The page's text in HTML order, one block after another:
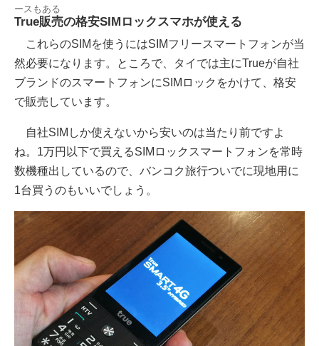
ースもある
True販売の格安SIMロックスマホが使える
これらのSIMを使うにはSIMフリースマートフォンが当
然必要になります。ところで、タイでは主にTrueが自社
ブランドのスマートフォンにSIMロックをかけて、格安
で販売しています。
自社SIMしか使えないから安いのは当たり前ですよ
ね。1万円以下で買えるSIMロックスマートフォンを常時
数機種出しているので、バンコク旅行ついでに現地用に
1台買うのもいいでしょう。